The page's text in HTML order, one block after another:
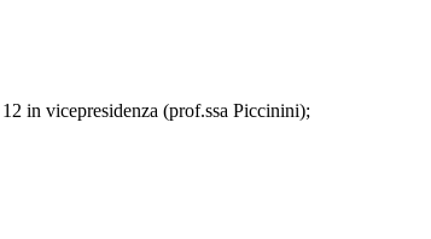
in vicepresidenza (prof.ssa Piccinini);